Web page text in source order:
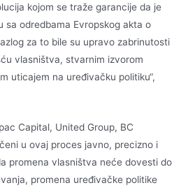
kojom se traže garancije da je
sa odredbama Evropskog akta o
za to bile su upravo zabrinutosti
vlasništva, stvarnim izvorom
uticajem na uređivačku politiku“,
Capital, United Group, BC
u ovaj proces javno, precizno i
promena vlasništva neće dovesti do
promena uređivačke politike